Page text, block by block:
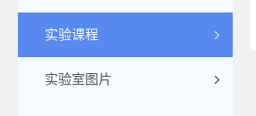
实验课程
实验室图片